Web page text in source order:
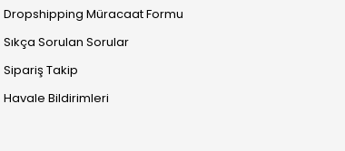
Dropshipping Müracaat Formu
Sıkça Sorulan Sorular
Sipariş Takip
Havale Bildirimleri